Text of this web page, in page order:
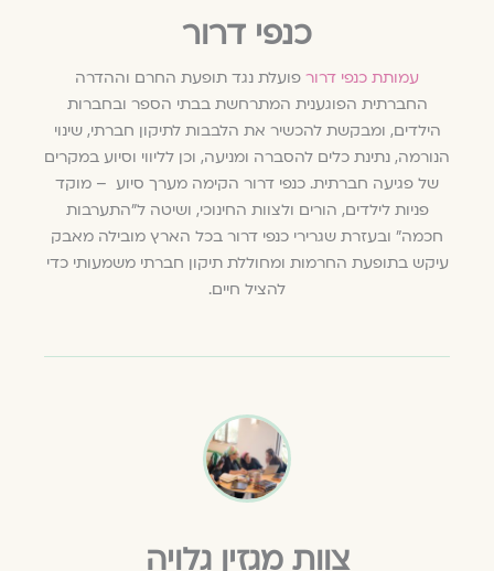
כנפי דרור
עמותת כנפי דרורפועלת נגד תופעת החרם וההדרה
החברתית הפוגענית המתרחשת בבתי הספר ובחברות
הילדים, ומבקשת להכשיר את הלבבות לתיקון חברתי, שינוי
הנורמה, נתינת כלים להסברה ומניעה, וכן לליווי וסיוע במקרים
של פגיעה חברתית. כנפי דרור הקימה מערך סיוע – מוקד
פניות לילדים, הורים ולצוות החינוכי, ושיטה ל"התערבות
חכמה" ובעזרת שגרירי כנפי דרור בכל הארץ מובילה מאבק
עיקש בתופעת החרמות ומחוללת תיקון חברתי משמעותי כדי
להציל חיים.
צוות מגזין גלויה